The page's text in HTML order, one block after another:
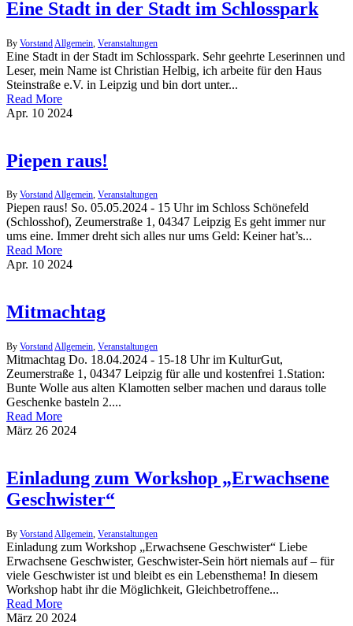
Eine Stadt in der Stadt im Schlosspark
By Vorstand Allgemein Veranstaltungen
Eine Stadt in der Stadt im Schlosspark. Sehr geehrte Leserinnen und
Leser, mein Name ist Christian Helbig, ich arbeite für den Haus
Steinstraße e.V. in Leipzig und bin dort unter...
Read More
Apr. 10 2024
Piepen raus!
By VorstandAllgemein, Veranstaltungen
Piepen raus! So. 05.05.2024 - 15 Uhr im Schloss Schönefeld
(Schlosshof), Zeumerstraße 1, 04347 Leipzig Es geht immer nur
ums eine. Immer dreht sich alles nur ums Geld: Keiner hat’s...
Read More
Apr. 10 2024
Mitmachtag
By VorstandAllgemein, Veranstaltungen
Mitmachtag Do. 18.04.2024 - 15-18 Uhr im KulturGut,
Zeumerstraße 1, 04347 Leipzig für alle und kostenfrei 1.Station:
Bunte Wolle aus alten Klamotten selber machen und daraus tolle
Geschenke basteln 2....
Read More
März 26 2024
Einladung zum Workshop „Erwachsene
Geschwister“
By VorstandAllgemein, Veranstaltungen
Einladung zum Workshop „Erwachsene Geschwister“ Liebe
Erwachsene Geschwister, Geschwister-Sein hört niemals auf – für
viele Geschwister ist und bleibt es ein Lebensthema! In diesem
Workshop habt ihr die Möglichkeit, Gleichbetroffene...
Read More
März 20 2024